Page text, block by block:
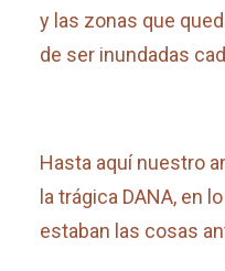
y las zonas que
de ser inundadas
Hasta aquí nuestro
la trágica DANA, en
estaban las cosas